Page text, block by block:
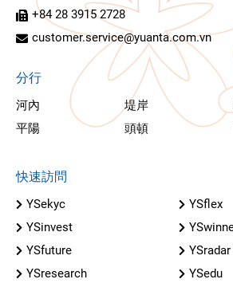
+84 28 3915 2728
customer.service@yuanta.com.vn
分行
河內 堤岸
平陽
頭頓
快速訪問
YSekyc
YSflex
YSinvest
YSfuture
YSradar
YSresearch
YSedu